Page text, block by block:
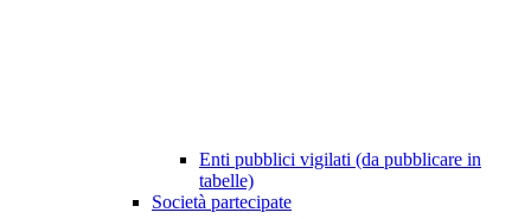
Enti pubblici vigilati (da pubblicare in
tabelle)
Società partecipate